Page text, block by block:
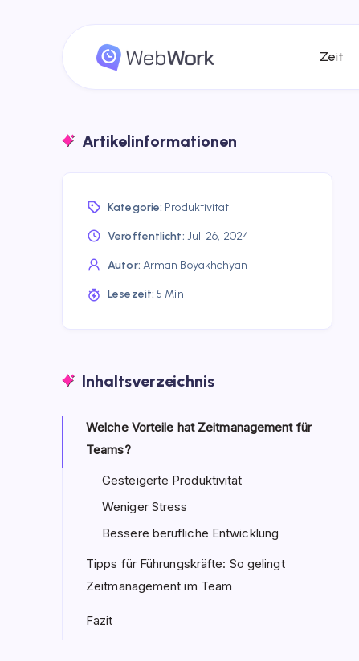
Zeit
Artikelinformationen
Kategorie: Produktivität
Veröffentlicht: Juli 26, 2024
Autor: Arman Boyakhchyan
Lesezeit: 5 Min
Inhaltsverzeichnis
Welche Vorteile hat Zeitmanagement für
Teams?
Gesteigerte Produktivität
Weniger Stress
Bessere berufliche Entwicklung
Tipps für Führungskräfte: So gelingt
Zeitmanagement im Team
Fazit